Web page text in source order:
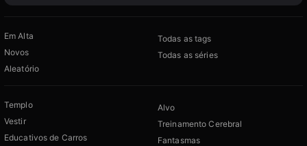
Em Alta
Novos
Aleatório
Todas as tags
Todas as séries
Templo
Vestir
Educativos de Carros
Alvo
Treinamento Cerebral
Fantasmas